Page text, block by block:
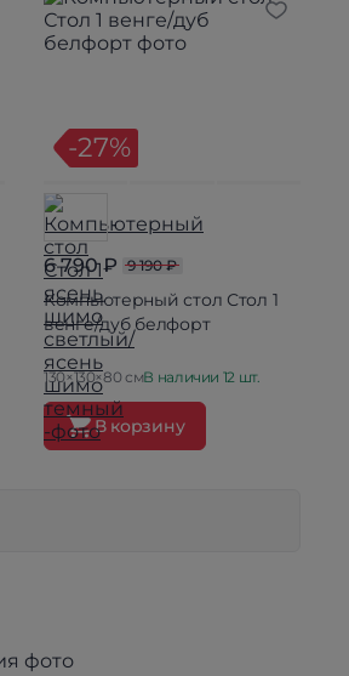
-27%
6 790 ₽ 9 190 ₽
Компьютерный стол Стол 1
венге/дуб белфорт
130×130×80 смВ наличии 12 шт.
В корзину